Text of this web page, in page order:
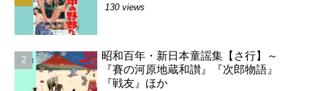
130 views
昭和百年・新日本童謡集【さ行】～
『賽の河原地蔵和讃』『次郎物語』
『戦友』ほか